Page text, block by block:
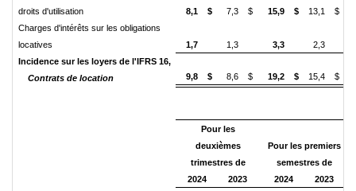
droits d'utilisation
8,1 $ 7,3 $ 15,9 $ 13,1
$
Charges d'intérêts sur les obligations
locatives
1,7 1,3 3,3
2,3
Incidence sur les loyers de l'IFRS 16,
Contrats de location
9,8 $ 8,6 $ 19,2 $ 15,4 $
Pour les
deuxièmes
trimestres de
Pour les premiers
semestres de
2024
2023 2024
2023